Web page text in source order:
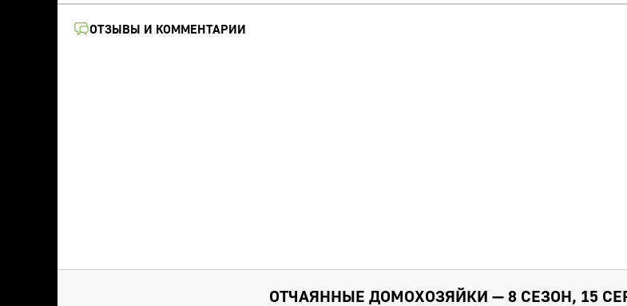
ОТЗЫВЫ И КОММЕНТАРИИ
ОТЧАЯННЫЕ ДОМОХОЗЯЙКИ — 8 СЕЗОН, 15